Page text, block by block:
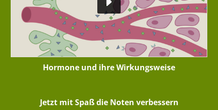
Hormone und ihre Wirkungsweise
Jetzt mit Spaß die Noten verbessern